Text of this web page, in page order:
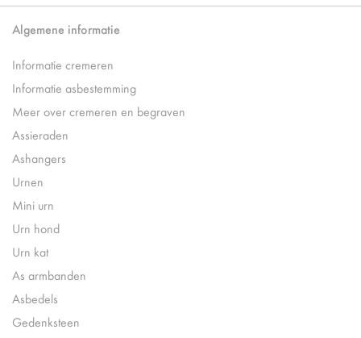
Algemene informatie
Informatie cremeren
Informatie asbestemming
Meer over cremeren en begraven
Assieraden
Ashangers
Urnen
Mini urn
Urn hond
Urn kat
As armbanden
Asbedels
Gedenksteen